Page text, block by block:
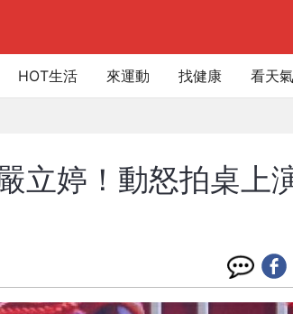
HOT生活 來運動 找健康 看天氣
立婷！動怒拍桌上